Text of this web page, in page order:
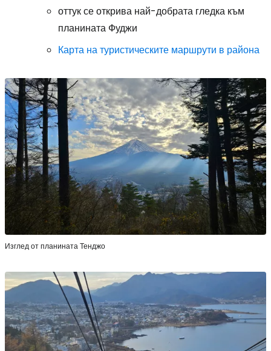
оттук се открива най-добрата гледка към
планината Фуджи
Карта на туристическите маршрути в района
Изглед от планината Тенджо